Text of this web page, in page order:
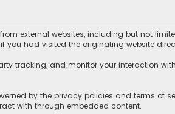
external websites, including but not
you had visited the originating website
tracking, and monitor your interaction
by the privacy policies and terms of
with through embedded content.